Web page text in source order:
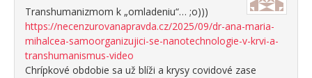
Transhumanizmom k „omladeniu“… ;o)))
https://necenzurovanapravda.cz/2025/09/dr-ana-maria-
mihalcea-samoorganizujici-se-nanotechnologie-v-krvi-a-
transhumanismus-video
Chrípkové obdobie sa už blíži a krysy covidové zase